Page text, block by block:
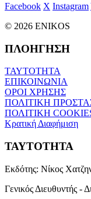
Facebook X Instagram
© 2026 ENIKOS
ΠΛΟΗΓΗΣΗ
ΤΑΥΤΟΤΗΤΑ
ΕΠΙΚΟΙΝΩΝΙΑ
ΟΡΟΙ ΧΡΗΣΗΣ
ΠΟΛΙΤΙΚΗ
ΠΟΛΙΤΙΚΗ
Κρατική Διαφήμιση
ΤΑΥΤΟΤΗΤΑ
Εκδότης: Νίκος
Γενικός Διευθυντής -